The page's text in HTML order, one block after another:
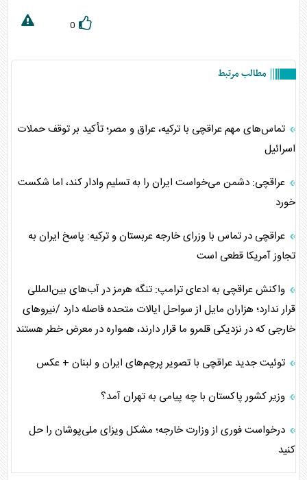
0
مطالب مرتبط
تماس‌های مهم عراقچی با ترکیه، عراق و مصر؛ تأکید بر توقف حملات
اسرائیل
عراقچی: دشمن می‌خواست ایران را به تسلیم وادار کند، اما شکست
خورد
عراقچی در تماس با وزرای خارجه عربستان و ترکیه: پاسخ ایران به
تجاوز آمریکا قطعی است
واکنش عراقچی به ادعای ترامپ: تنگه هرمز در آب‌های بین‌المللی
قرار ندارد؛ هزاران مایل از سواحل ایالات متحده فاصله دارد /نیرو‌های
خارجی که در نزدیکی قلمرو ما قرار دارند، همواره در معرض خطر هستند
توئیت جدید عراقچی با تصویر پرچم‌های ایران و لبنان + عکس
وزیر کشور پاکستان با چه پیامی به تهران آمد؟
درخواست فوری از وزارت خارجه؛ مشکل ویزای ملی‌پوشان را حل
کنید